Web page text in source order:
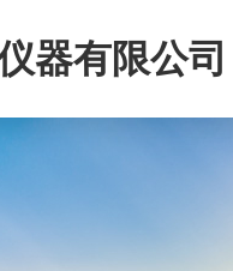
器有限公司